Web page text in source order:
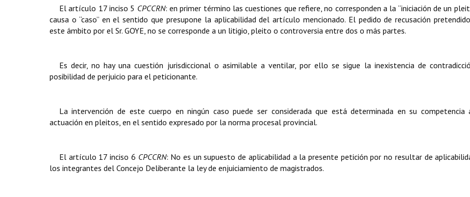
El artículo 17 inciso 5 CPCCRN: en primer término las cuestiones que refiere, no corresponden a la “iniciación de un
causa o “caso” en el sentido que presupone la aplicabilidad del artículo mencionado. El pedido de recusación
este ámbito por el Sr. GOYE, no se corresponde a un litigio, pleito o controversia entre dos o más partes.
Es decir, no hay una cuestión jurisdiccional o asimilable a ventilar, por ello se sigue la inexistencia de
posibilidad de perjuicio para el peticionante.
La intervención de este cuerpo en ningún caso puede ser considerada que está determinada en su competencia
actuación en pleitos, en el sentido expresado por la norma procesal provincial.
El artículo 17 inciso 6 CPCCRN: No es un supuesto de aplicabilidad a la presente petición por no resultar de
los integrantes del Concejo Deliberante la ley de enjuiciamiento de magistrados.